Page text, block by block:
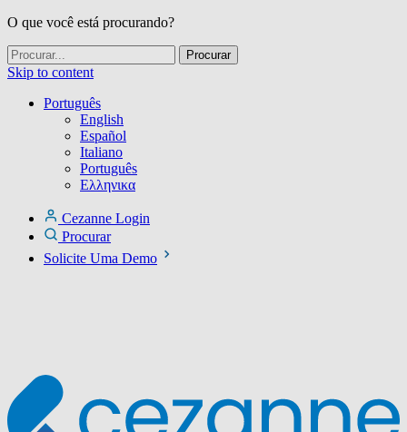
O que você está procurando?
Skip to content
Português
English
Español
Italiano
Português
Ελληνικα
Cezanne Login
Procurar
Solicite Uma Demo